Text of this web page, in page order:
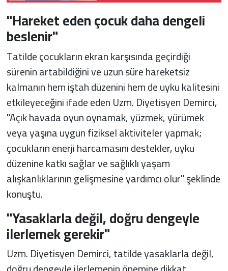
"Hareket eden çocuk daha dengeli
beslenir"
Tatilde çocukların ekran karşısında geçirdiği
sürenin artabildiğini ve uzun süre hareketsiz
kalmanın hem iştah düzenini hem de uyku kalitesini
etkileyeceğini ifade eden Uzm. Diyetisyen Demirci,
"Açık havada oyun oynamak, yüzmek, yürümek
veya yaşına uygun fiziksel aktiviteler yapmak;
çocukların enerji harcamasını destekler, uyku
düzenine katkı sağlar ve sağlıklı yaşam
alışkanlıklarının gelişmesine yardımcı olur" şeklinde
konuştu.
"Yasaklarla değil, doğru dengeyle
ilerlemek gerekir"
Uzm. Diyetisyen Demirci, tatilde yasaklarla değil,